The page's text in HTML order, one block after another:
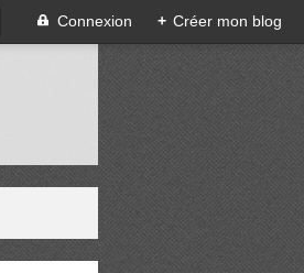
Connexion + Créer mon blog